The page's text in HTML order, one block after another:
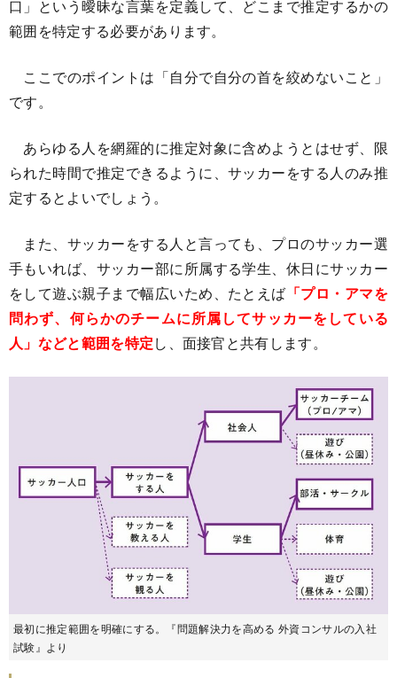
口」という曖昧な言葉を定義して、どこまで推定するかの
範囲を特定する必要があります。
ここでのポイントは「自分で自分の首を絞めないこと」
です。
あらゆる人を網羅的に推定対象に含めようとはせず、限
られた時間で推定できるように、サッカーをする人のみ推
定するとよいでしょう。
また、サッカーをする人と言っても、プロのサッカー選
手もいれば、サッカー部に所属する学生、休日にサッカー
をして遊ぶ親子まで幅広いため、たとえば 「プロ・アマを
問わず、何らかのチームに所属してサッカーをしている
人」などと範囲を特定し、面接官と共有します。
最初に推定範囲を明確にする。『問題解決力を高める 外資コンサルの入社
試験』より